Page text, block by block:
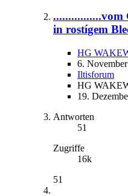
................vom
in rostígem
HG
6.
Iltisforum
HG
19.
Antworten
51
Zugriffe
16k
51